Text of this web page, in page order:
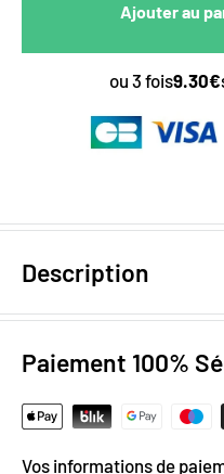
Ajouter au
ou 3 fois9.30€
Description
Design numérique:
Grammage :200g
Paiement 100%
Vos informations de